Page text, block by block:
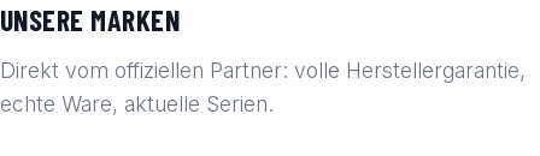
UNSERE MARKEN
Direkt vom offiziellen Partner: volle Herstellergarantie,
echte Ware, aktuelle Serien.